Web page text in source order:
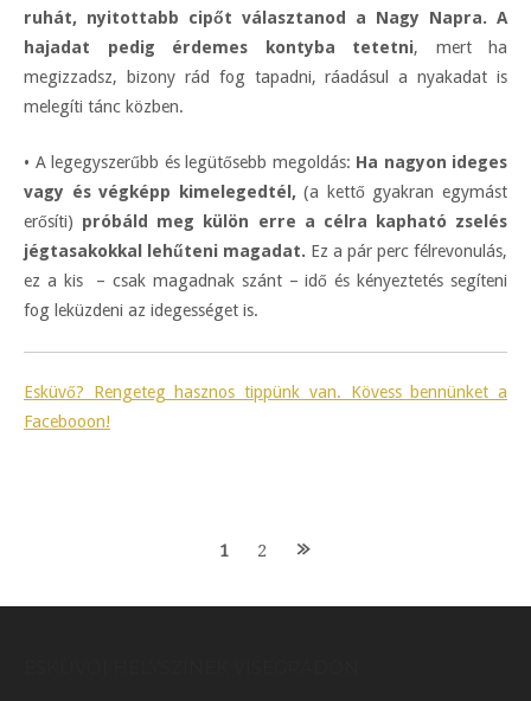
ruhát, nyitottabb cipőt választanod a Nagy Napra. A
hajadat pedig érdemes kontyba tetetni, mert ha
megizzadsz, bizony rád fog tapadni, ráadásul a nyakadat is
melegíti tánc közben.
• A legegyszerűbb és legütősebb megoldás: Ha nagyon ideges
vagy és végképp kimelegedtél, (a kettő gyakran egymást
erősíti) próbáld meg külön erre a célra kapható zselés
jégtasakokkal lehűteni magadat. Ez a pár perc félrevonulás,
ez a kis – csak magadnak szánt – idő és kényeztetés segíteni
fog leküzdeni az idegességet is.
Esküvő? Rengeteg hasznos tippünk van. Kövess bennünket a
Facebooon!
navigation
1 2